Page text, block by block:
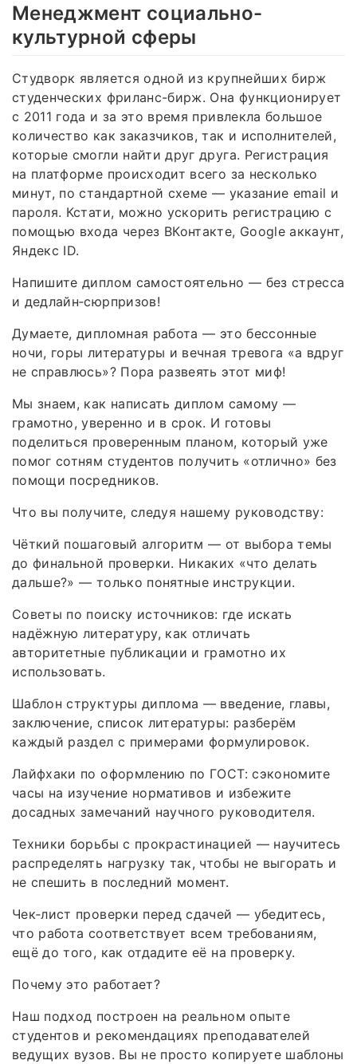
Менеджмент социально-
культурной сферы
Студворк является одной из крупнейших бирж
студенческих фриланс-бирж. Она функционирует
с 2011 года и за это время привлекла большое
количество как заказчиков, так и исполнителей,
которые смогли найти друг друга. Регистрация
на платформе происходит всего за несколько
минут, по стандартной схеме — указание email и
пароля. Кстати, можно ускорить регистрацию с
помощью входа через ВКонтакте, Google аккаунт,
Яндекс ID.
Напишите диплом самостоятельно — без стресса
и дедлайн‑сюрпризов!
Думаете, дипломная работа — это бессонные
ночи, горы литературы и вечная тревога «а вдруг
не справлюсь»? Пора развеять этот миф!
Мы знаем, как написать диплом самому —
грамотно, уверенно и в срок. И готовы
поделиться проверенным планом, который уже
помог сотням студентов получить «отлично» без
помощи посредников.
Что вы получите, следуя нашему руководству:
Чёткий пошаговый алгоритм — от выбора темы
до финальной проверки. Никаких «что делать
дальше?» — только понятные инструкции.
Советы по поиску источников: где искать
надёжную литературу, как отличать
авторитетные публикации и грамотно их
использовать.
Шаблон структуры диплома — введение, главы,
заключение, список литературы: разберём
каждый раздел с примерами формулировок.
Лайфхаки по оформлению по ГОСТ: сэкономите
часы на изучение нормативов и избежите
досадных замечаний научного руководителя.
Техники борьбы с прокрастинацией — научитесь
распределять нагрузку так, чтобы не выгорать и
не спешить в последний момент.
Чек‑лист проверки перед сдачей — убедитесь,
что работа соответствует всем требованиям,
ещё до того, как отдадите её на проверку.
Почему это работает?
Наш подход построен на реальном опыте
студентов и рекомендациях преподавателей
ведущих вузов. Вы не просто копируете шаблоны